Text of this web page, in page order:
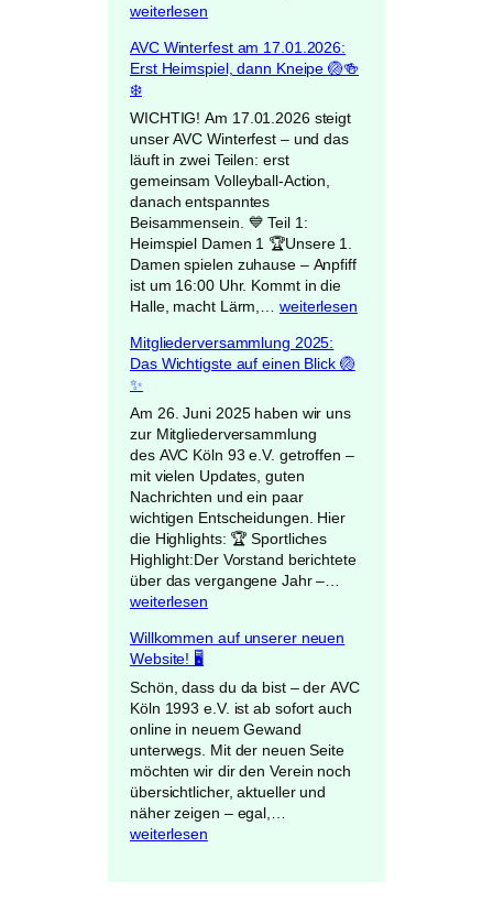
g
l
e
d
r
r
s
a
m
l
u
g
2
0
:
S
e
i
b
i
!
🤝
weiterlesen
AVC Winterfest am 17.01.2026:
Erst Heimspiel, dann Kneipe 🏐🍻
❄️
WICHTIG! Am 17.01.2026 steigt
unser AVC Winterfest – und das
läuft in zwei Teilen: erst
gemeinsam Volleyball-Action,
danach entspanntes
Beisammensein. 💙 Teil 1:
Heimspiel Damen 1 🏆Unsere 1.
Damen spielen zuhause – Anpfiff
ist um 16:00 Uhr. Kommt in die
Halle, macht Lärm,… A
C
W
n
t
e
r
f
e
s
t
a
7
0
1
.
2
0
2
weiterlesen
Mitgliederversammlung 2025:
Das Wichtigste auf einen Blick 🏐
✨
Am 26. Juni 2025 haben wir uns
zur Mitgliederversammlung
des AVC Köln 93 e.V. getroffen –
mit vielen Updates, guten
Nachrichten und ein paar
wichtigen Entscheidungen. Hier
die Highlights: 🏆 Sportliches
Highlight:Der Vorstand berichtete
über das vergangene Jahr –…
g
i
e
r
weiterlesen
Willkommen auf unserer neuen
Website! 🖥️
Schön, dass du da bist – der AVC
Köln 1993 e.V. ist ab sofort auch
online in neuem Gewand
unterwegs. Mit der neuen Seite
möchten wir dir den Verein noch
übersichtlicher, aktueller und
näher zeigen – egal,…
weiterlesen